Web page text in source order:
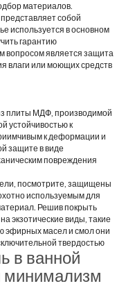
материалов.
собой
используется в основном
гарантию
вопросом является защита
влаги или моющих средств
плиты МДФ, производимой
устойчивостью к
к деформации и
защите в виде
повреждения
посмотрите, защищены
используемым для
Решив покрыть
экзотические виды, такие
эфирных масел и смол они
твердостью
в ванной
минимализм